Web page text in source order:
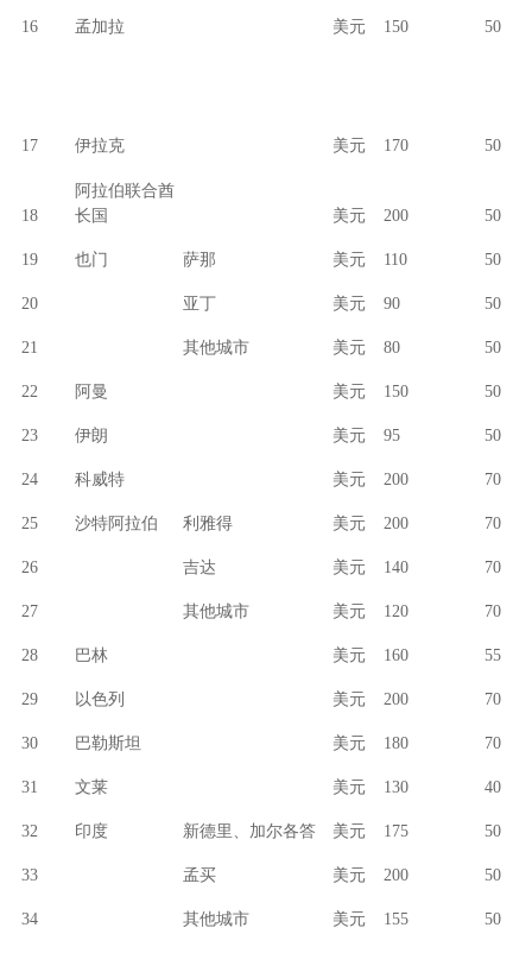
16 孟加拉 美元 150 50
17 伊拉克 美元 170 50
18
阿拉伯联合酋
长国
美元 200 50
19 也门 萨那 美元 110 50
20 亚丁 美元 90 50
21 其他城市 美元 80 50
22 阿曼 美元 150 50
23 伊朗 美元 95 50
24 科威特 美元 200 70
25 沙特阿拉伯 利雅得 美元 200 70
26 吉达 美元 140 70
27 其他城市 美元 120 70
28 巴林 美元 160 55
29 以色列 美元 200 70
30 巴勒斯坦 美元 180 70
31 文莱 美元 130 40
32 印度 新德里、加尔各答 美元 175 50
33 孟买 美元 200 50
34 其他城市 美元 155 50